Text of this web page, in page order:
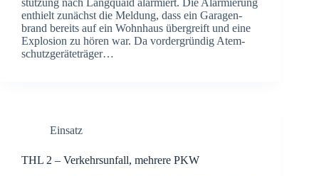
ent­hielt zunächst die Mel­dung, dass ein Gara­gen­
brand bereits auf ein Wohn­haus über­greift und eine
Explo­si­on zu hören war. Da vor­der­grün­dig Atem­
schutz­ge­rä­te­trä­ger…
Einsatz
THL 2 – Ver­kehrs­un­fall, meh­re­re PKW